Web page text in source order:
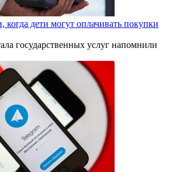
когда дети могут оплачивать покупки
государственных услуг напомнили